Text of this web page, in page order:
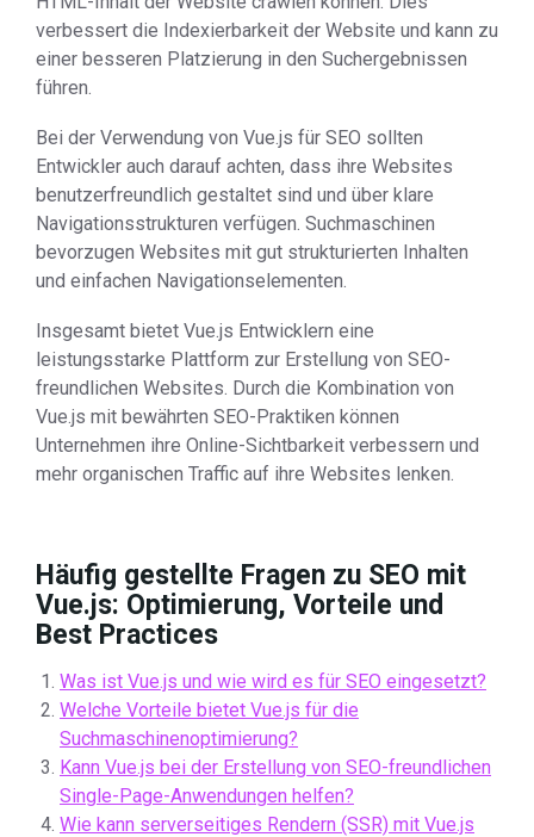
verbessert die Indexierbarkeit der Website und kann zu
einer besseren Platzierung in den Suchergebnissen
führen.
Bei der Verwendung von Vue.js für SEO sollten
Entwickler auch darauf achten, dass ihre Websites
benutzerfreundlich gestaltet sind und über klare
Navigationsstrukturen verfügen. Suchmaschinen
bevorzugen Websites mit gut strukturierten Inhalten
und einfachen Navigationselementen.
Insgesamt bietet Vue.js Entwicklern eine
leistungsstarke Plattform zur Erstellung von SEO-
freundlichen Websites. Durch die Kombination von
Vue.js mit bewährten SEO-Praktiken können
Unternehmen ihre Online-Sichtbarkeit verbessern und
mehr organischen Traffic auf ihre Websites lenken.
Häufig gestellte Fragen zu SEO mit
Vue.js: Optimierung, Vorteile und
Best Practices
Was ist Vue.js und wie wird es für SEO eingesetzt?
Welche Vorteile bietet Vue.js für die
Suchmaschinenoptimierung?
Kann Vue.js bei der Erstellung von SEO-freundlichen
Single-Page-Anwendungen helfen?
Wie kann serverseitiges Rendern (SSR) mit Vue.js